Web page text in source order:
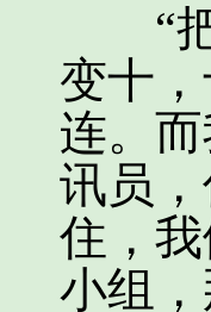
“把
变十
连。
讯员
住，
小组